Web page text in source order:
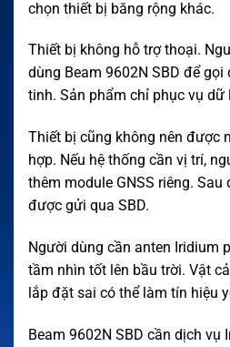
chọn thiết bị băng rộng khác.
Thiết bị không hỗ trợ thoại.
dùng Beam 9602N SBD để
tinh. Sản phẩm chỉ phục vụ dữ
Thiết bị cũng không nên được
hợp. Nếu hệ thống cần vị trí,
thêm module GNSS riêng.
được gửi qua SBD.
Người dùng cần anten Iridium
tầm nhìn tốt lên bầu trời. Vật
lắp đặt sai có thể làm tín hiệu
Beam 9602N SBD cần dịch vụ